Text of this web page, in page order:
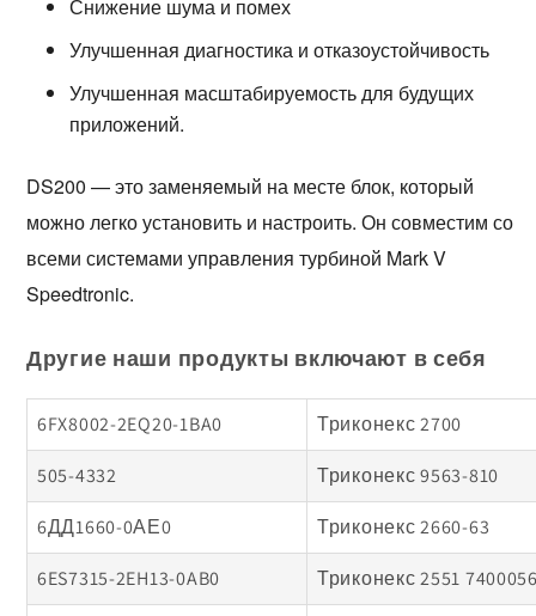
Снижение шума и помех
Улучшенная диагностика и отказоустойчивость
Улучшенная масштабируемость для будущих
приложений.
DS200 — это заменяемый на месте блок, который
можно легко установить и настроить. Он совместим со
всеми системами управления турбиной Mark V
Speedtronic.
Другие наши продукты включают в себя
6FX8002-2EQ20-1BA0 Триконекс 2700
505-4332 Триконекс 9563-810
6ДД1660-0АЕ0 Триконекс 2660-63
6ES7315-2EH13-0AB0 Триконекс 2551